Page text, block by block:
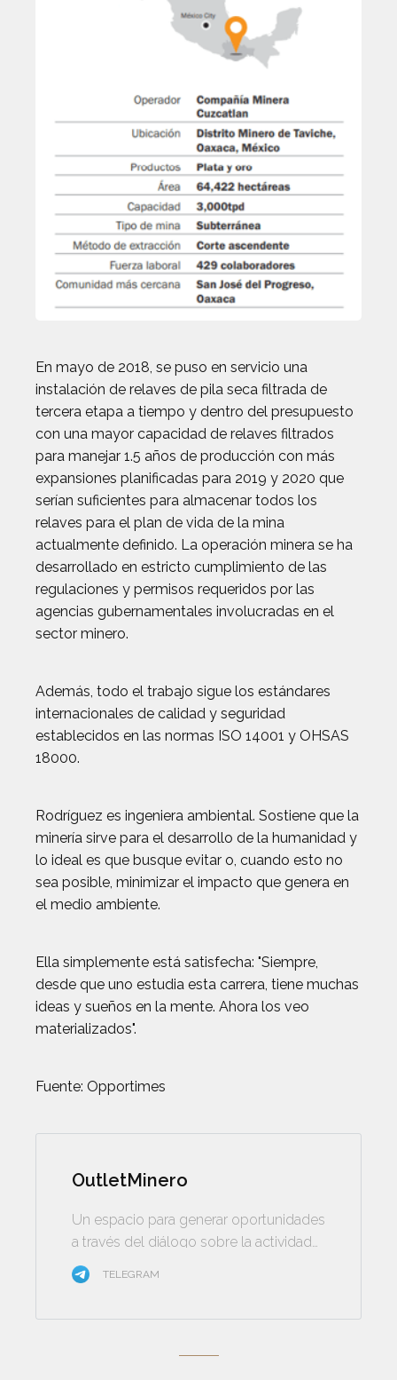
En mayo de 2018, se puso en servicio una
instalación de relaves de pila seca filtrada de
tercera etapa a tiempo y dentro del presupuesto
con una mayor capacidad de relaves filtrados
para manejar 1.5 años de producción con más
expansiones planificadas para 2019 y 2020 que
serían suficientes para almacenar todos los
relaves para el plan de vida de la mina
actualmente definido. La operación minera se ha
desarrollado en estricto cumplimiento de las
regulaciones y permisos requeridos por las
agencias gubernamentales involucradas en el
sector minero.
Además, todo el trabajo sigue los estándares
internacionales de calidad y seguridad
establecidos en las normas ISO 14001 y OHSAS
18000.
Rodríguez es ingeniera ambiental. Sostiene que la
minería sirve para el desarrollo de la humanidad y
lo ideal es que busque evitar o, cuando esto no
sea posible, minimizar el impacto que genera en
el medio ambiente.
Ella simplemente está satisfecha: "Siempre,
desde que uno estudia esta carrera, tiene muchas
ideas y sueños en la mente. Ahora los veo
materializados".
Fuente: Opportimes
OutletMinero
Un espacio para generar oportunidades
a través del diálogo sobre la actividad
minera
TELEGRAM